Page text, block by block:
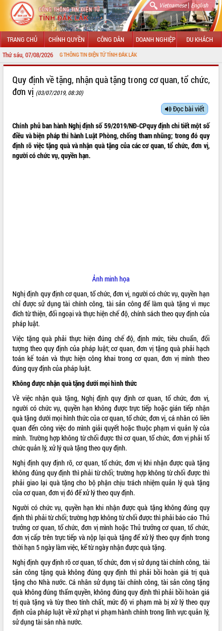
Vietnamese| English
TRANG CHỦ CHÍNH QUYỀN CÔNG DÂN DOANH NGHIỆP DU KHÁCH
Thứ sáu, 07/08/2026
VỚI CỔNG THÔNG TIN ĐIỆN TỬ TỈNH ĐẮK LẮK
LÃNH ĐẠO UBND TỈNH
SỞ, BAN, NGÀNH
UBND CÁC XÃ, PHƯỜNG
VIDEO
Không có file video nào để phát.
ALBUM ẢNH
LIÊN KẾT WEB
Quy định về tặng, nhận quà tặng trong cơ quan, tổ chức,
đơn vị (03/07/2019, 08:30)
Đọc bài viết
Chính phủ ban hành Nghị định số59/2019/NĐ-CPquy định chi tiết một số
điều và biện pháp thi hành Luật Phòng, chống tham nhũng; trong đó quy
định rõ việc tặng quà và nhận quà tặng của các cơ quan, tổ chức, đơn vị,
người có chức vụ, quyền hạn.
Ảnh minh họa
Nghị định quy định cơ quan, tổ chức, đơn vị, người có chức vụ, quyền hạn
chỉ được sử dụng tài chính công, tài sản công để làm quà tặng vì mục
đích từ thiện, đối ngoại và thực hiện chế độ, chính sách theo quy định của
pháp luật.
Việc tặng quà phải thực hiện đúng chế độ, định mức, tiêu chuẩn, đối
tượng theo quy định của pháp luật; cơ quan, đơn vị tặng quà phải hạch
toán kế toán và thực hiện công khai trong cơ quan, đơn vị mình theo
đúng quy định của pháp luật.
Không được nhận quà tặng dưới mọi hình thức
Về việc nhận quà tặng, Nghị định quy định cơ quan, tổ chức, đơn vị,
người có chức vụ, quyền hạn không được trực tiếp hoặc gián tiếp nhận
quà tặng dưới mọi hình thức của cơ quan, tổ chức, đơn vị, cá nhân có liên
quan đến công việc do mình giải quyết hoặc thuộc phạm vi quản lý của
mình. Trường hợp không từ chối được thì cơ quan, tổ chức, đơn vị phải tổ
chức quản lý, xử lý quà tặng theo quy định.
Nghị định quy định rõ, cơ quan, tổ chức, đơn vị khi nhận được quà tặng
không đúng quy định thì phải từ chối; trường hợp không từ chối được thì
phải giao lại quà tặng cho bộ phận chịu trách nhiệm quản lý quà tặng
của cơ quan, đơn vị đó để xử lý theo quy định.
Người có chức vụ, quyền hạn khi nhận được quà tặng không đúng quy
định thì phải từ chối; trường hợp không từ chối được thì phải báo cáo Thủ
trưởng cơ quan, tổ chức, đơn vị mình hoặc Thủ trưởng cơ quan, tổ chức,
đơn vị cấp trên trực tiếp và nộp lại quà tặng để xử lý theo quy định trong
thời hạn 5 ngày làm việc, kể từ ngày nhận được quà tặng.
Nghị định quy định rõ cơ quan, tổ chức, đơn vị sử dụng tài chính công, tài
sản công tặng quà không đúng quy định thì phải bồi hoàn giá trị quà
tặng cho Nhà nước. Cá nhân sử dụng tài chính công, tài sản công tặng
quà không đúng thẩm quyền, không đúng quy định thì phải bồi hoàn giá
trị quà tặng và tùy theo tính chất, mức độ vi phạm mà bị xử lý theo quy
định của pháp luật về xử phạt vi phạm hành chính trong lĩnh vực quản lý,
sử dụng tài sản nhà nước.